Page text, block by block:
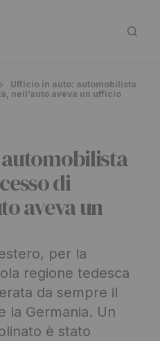
Ufficio in auto: automobilista
nell’auto aveva un ufficio
di
aveva un
per la
regione tedesca
da sempre il
la Germania. Un
è stato